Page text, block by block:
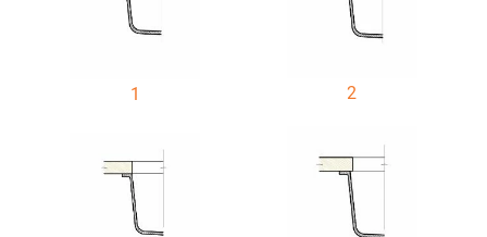
1 2